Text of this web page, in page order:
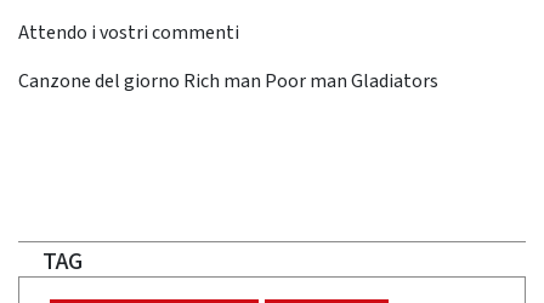
Attendo i vostri commenti
Canzone del giorno Rich man Poor man Gladiators
TAG